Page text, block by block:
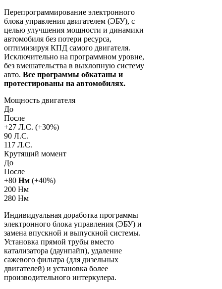
Перепрограммирование электронного
блока управления двигателем (ЭБУ), с
целью улучшения мощности и динамики
автомобиля без потери ресурса,
оптимизируя КПД самого двигателя.
Исключительно на программном уровне,
без вмешательства в выхлопную систему
авто. Все программы обкатаны и
протестированы на автомобилях.
Мощность двигателя
До
После
+27 Л.С. (+30%)
90 Л.С.
117 Л.С.
Крутящий момент
До
После
+80 Нм (+40%)
200 Нм
280 Нм
Индивидуальная доработка программы
электронного блока управления (ЭБУ) и
замена впускной и выпускной системы.
Установка прямой трубы вместо
катализатора (даунпайп), удаление
сажевого фильтра (для дизельных
двигателей) и установка более
производительного интеркулера.